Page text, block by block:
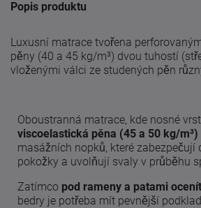
Popis produktu
Luxusní matrace tvořena
pěny (40 a 45 kg/m³) dvou tuhostí
vloženými válci ze studených pěn
Oboustranná matrace, kde nosné
viscoelastická pěna (45 a 50 kg/m³)
masážních nopků, které zabezpečují
pokožky a uvolňují svaly v průběhu
Zatímco pod rameny a patami
bedry je potřeba mít pevnější podklad.